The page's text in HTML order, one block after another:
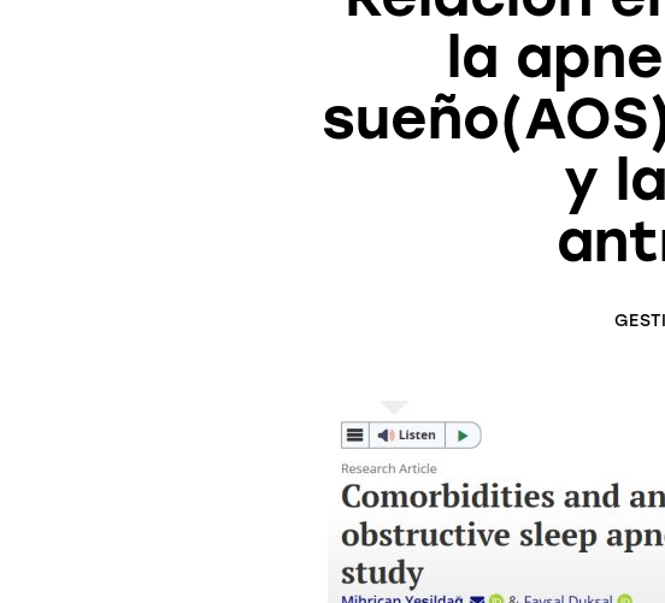
la
y